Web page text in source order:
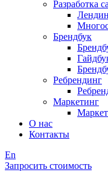
Разработка
Брендбук
Ребрендинг
Маркетинг
О нас
Контакты
En
Запросить стоимость